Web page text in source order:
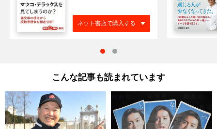
ネット書店で購入する
こんな記事も読まれています